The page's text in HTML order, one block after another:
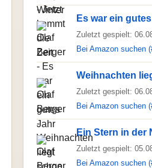
Es war ein
Zuletzt gespielt:
Bei Amazon suchen
Weihnachten
Zuletzt gespielt:
Bei Amazon suchen
Ein Stern in der
Zuletzt gespielt:
Bei Amazon suchen